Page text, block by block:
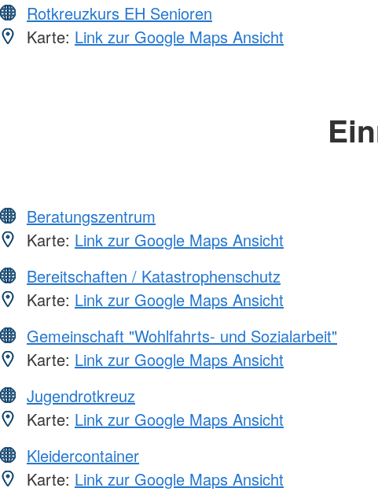
Rotkreuzkurs EH Senioren
Karte: Link zur Google Maps Ansicht
Beratungszentrum
Karte: Link zur Google Maps Ansicht
Bereitschaften / Katastrophenschutz
Karte: Link zur Google Maps Ansicht
Gemeinschaft "Wohlfahrts- und Sozialarbeit"
Karte: Link zur Google Maps Ansicht
Jugendrotkreuz
Karte: Link zur Google Maps Ansicht
Kleidercontainer
Karte: Link zur Google Maps Ansicht